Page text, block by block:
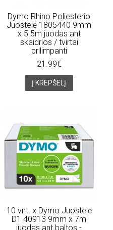
Dymo Rhino Poliesterio
Juostelė 1805440 9mm
x 5.5m juodas ant
skaidrios / tvirtai
prilimpanti
21.99€
Į KREPŠELĮ
10 vnt. x Dymo Juostelė
D1 40913 9mm x 7m
juodas ant baltos -